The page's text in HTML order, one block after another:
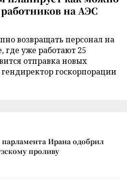
на АЭС
возвращать персонал на
где уже работают 25
отправка новых
госкорпорации
Ирана одобрил
проливу